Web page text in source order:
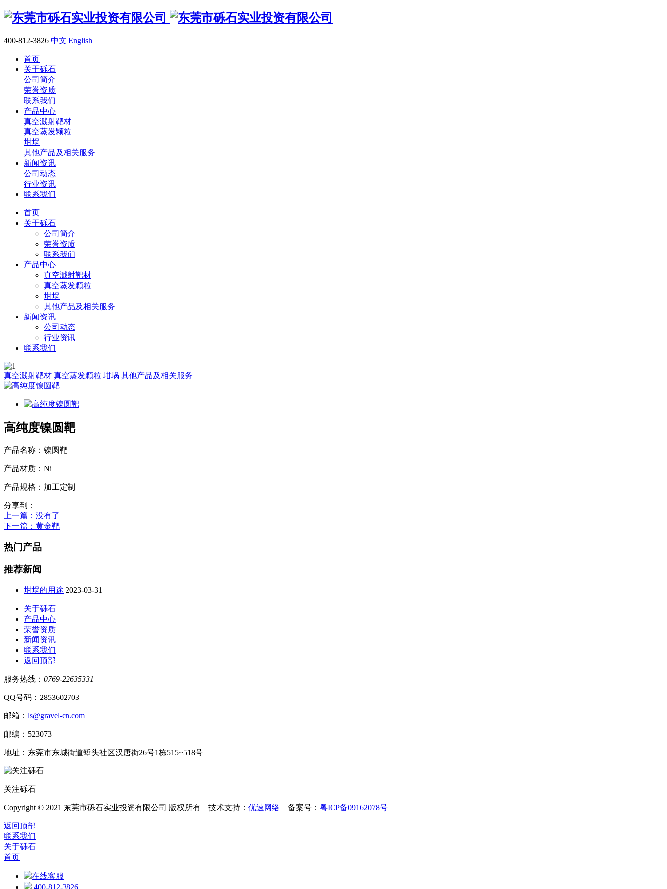
400-812-3826 中文 English
首页
关于砾石
公司简介
荣誉资质
联系我们
产品中心
真空溅射靶材
真空蒸发颗粒
坩埚
其他产品及相关服务
新闻资讯
公司动态
行业资讯
联系我们
首页
关于砾石
公司简介
荣誉资质
联系我们
产品中心
真空溅射靶材
真空蒸发颗粒
坩埚
其他产品及相关服务
新闻资讯
公司动态
行业资讯
联系我们
真空溅射靶材 真空蒸发颗粒 坩埚 其他产品及相关服务
高纯度镍圆靶
产品名称： 镍圆靶
产品材质： Ni
产品规格： 加工定制
分享到：
上一篇 ：没有了
下一篇 ：黄金靶
热门产品
推荐新闻
坩埚的用途 2023-03-31
关于砾石
产品中心
荣誉资质
新闻资讯
联系我们
返回顶部
服务热线： 0769-22635331
QQ号码：2853602703
邮箱： ls@gravel-cn.com
邮编：523073
地址：东莞市东城街道堑头社区汉唐街26号1栋515~518号
关注砾石
Copyright © 2021 东莞市砾石实业投资有限公司 版权所有 技术支持： 优速网络 备案号： 粤ICP备09162078号
返回顶部
联系我们
关于砾石
首页
在线客服
400-812-3826